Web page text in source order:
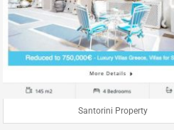
Santorini Property